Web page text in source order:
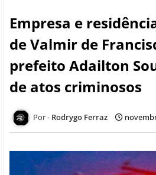
Empresa e
de Valmir de
prefeito Adailton
de atos criminosos
Rodrygo Ferraz